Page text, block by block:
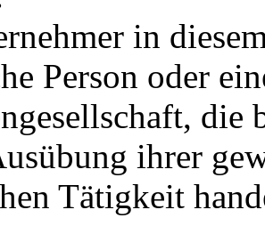
in
Person oder
die
ihrer
Tätigkeit